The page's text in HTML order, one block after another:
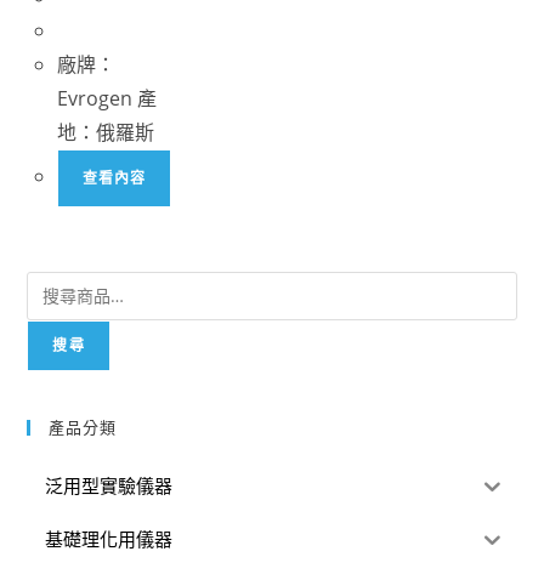
廠牌：
Evrogen 產
地：俄羅斯
查看內容
搜尋
產品分類
泛用型實驗儀器
基礎理化用儀器